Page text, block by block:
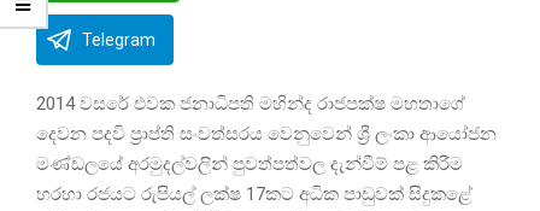
Telegram
2014 වසරේ එවක ජනාධිපති මහින්ද රාජපක්ෂ මහතාගේ
දෙවන පදවි ප්‍රාප්ති සංවත්සරය වෙනුවෙන් ශ්‍රී ලංකා ආයෝජන
මණ්ඩලයේ අරමුදල්වලින් පුවත්පත්වල දැන්වීම් පළ කිරීම
හරහා රජයට රුපියල් ලක්ෂ 17කට අධික පාඩුවක් සිදුකළේ